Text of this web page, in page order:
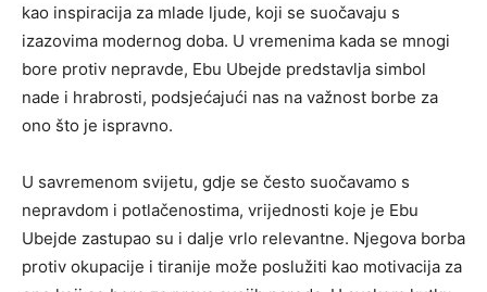
kao inspiracija za mlade ljude, koji se suočavaju s
izazovima modernog doba. U vremenima kada se mnogi
bore protiv nepravde, Ebu Ubejde predstavlja simbol
nade i hrabrosti, podsjećajući nas na važnost borbe za
ono što je ispravno.
U savremenom svijetu, gdje se često suočavamo s
nepravdom i potlačenostima, vrijednosti koje je Ebu
Ubejde zastupao su i dalje vrlo relevantne. Njegova borba
protiv okupacije i tiranije može poslužiti kao motivacija za